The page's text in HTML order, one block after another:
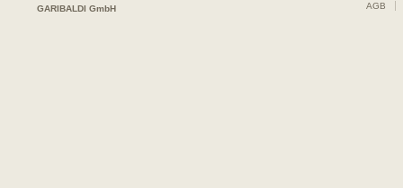
GARIBALDI GmbH AGB